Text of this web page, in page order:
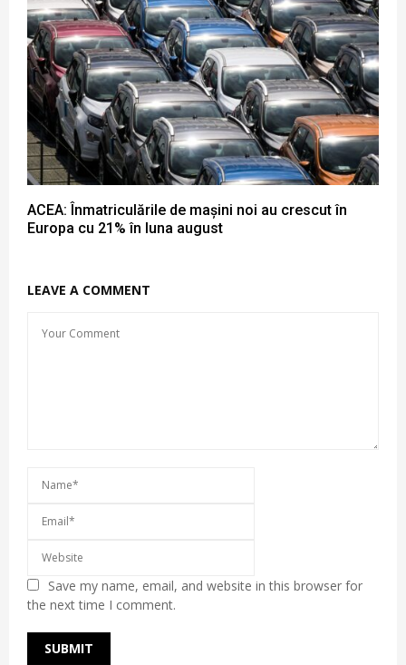
ACEA: Înmatriculările de mașini noi au crescut în
Europa cu 21% în luna august
LEAVE A COMMENT
Save my name, email, and website in this browser for
the next time I comment.